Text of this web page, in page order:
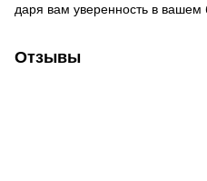
даря вам уверенность в вашем
Отзывы